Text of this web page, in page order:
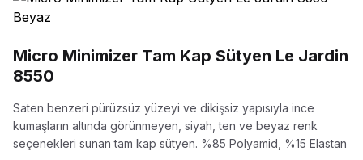
Micro Minimizer Tam Kap Sütyen Le Jardin
8550
Saten benzeri pürüzsüz yüzeyi ve dikişsiz yapısıyla ince
kumaşların altında görünmeyen, siyah, ten ve beyaz renk
seçenekleri sunan tam kap sütyen. %85 Polyamid, %15 Elastan